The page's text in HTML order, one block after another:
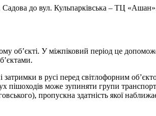
до вул. Кульпарківська – ТЦ
об’єкті. У міжпіковий період це
в русі перед світлофорним
пішоходів може зупиняти групи
пропускна здатність якої